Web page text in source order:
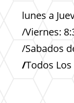
lunes a
/Viernes:
/Sabados
/Todos